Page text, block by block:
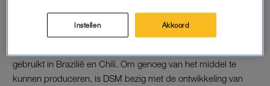
DSM sloot eerder al een deal over het middel met het grote
gebruikt in Brazilië en Chili. Om genoeg van het middel te
kunnen produceren, is DSM bezig met de ontwikkeling van
Instellen Akkoord